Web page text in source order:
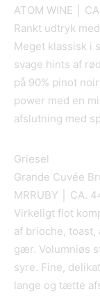
ATOM WINE │
Rankt udtryk
Meget klassisk i
svage hints af
på 90% pinot
power med en
afslutning med
Griesel
Grande Cuvée
MRRUBY │ CA.
Virkeligt flot
af brioche,
gær. Volumniøs
syre. Fine,
lange og tætte